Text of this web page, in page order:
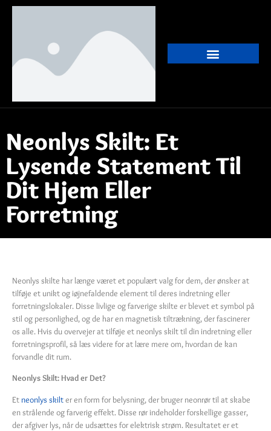
Neonlys Skilt: Et
Lysende Statement Til
Dit Hjem Eller
Forretning
Neonlys skilte har længe været et populært valg for dem, der ønsker at
tilføje et unikt og iøjnefaldende element til deres indretning eller
forretningslokaler. Disse livlige og farverige skilte er blevet et symbol på
stil og personlighed, og de har en magnetisk tiltrækning, der fascinerer
os alle. Hvis du overvejer at tilføje et neonlys skilt til din indretning eller
forretningsprofil, så læs videre for at lære mere om, hvordan de kan
forvandle dit rum.
Neonlys Skilt: Hvad er Det?
Et neonlys skilter en form for belysning, der bruger neonrør til at skabe
en strålende og farverig effekt. Disse rør indeholder forskellige gasser,
der afgiver lys, når de udsættes for elektrisk strøm. Resultatet er et